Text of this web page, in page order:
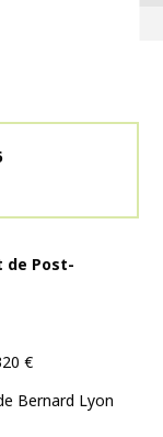
de Post-
€
Bernard Lyon